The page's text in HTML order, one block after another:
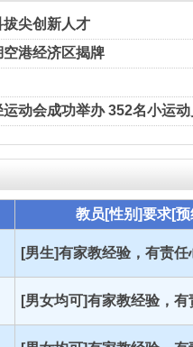
尖创新人才
港经济区揭牌
动会成功举办 352名小运
教员[性别]要求[
[男生]有家教经验，有责任
[男女均可]有家教经验，